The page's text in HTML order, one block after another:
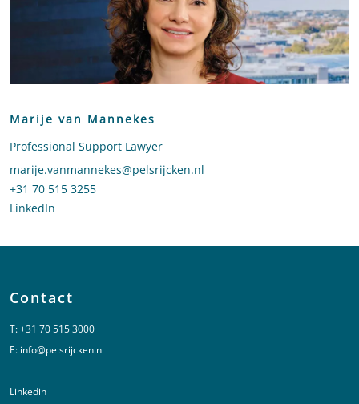
Marije van Mannekes
Professional Support Lawyer
Stuur een e-mail naar Marije van Mannekes
marije.vanmannekes@pelsrijcken.nl
Bel naar Marije van Mannekes
+31 70 515 3255
LinkedIn
Contact
T:+31 70 515 3000
E: info@pelsrijcken.nl
Linkedin